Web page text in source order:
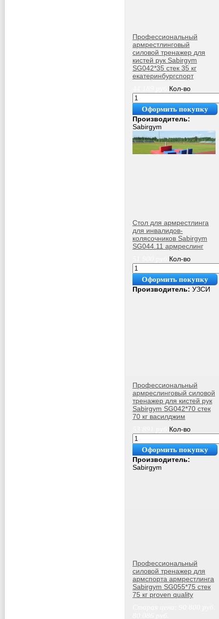
Профессиональный
армрестлинговый
силовой тренажер для
кистей рук Sabirgym
SG042*35 стек 35 кг
екатеринбургспорт
Кол-во
Оформить покупку
Производитель:
Sabirgym
Стол для армрестлинга
для инвалидов-
колясочников Sabirgym
SG044.11 армреслинг
Кол-во
Оформить покупку
Производитель: УЗСИ
Профессиональный
армреслинговый силовой
тренажер для кистей рук
Sabirgym SG042*70 стек
70 кг вaсилджим
Кол-во
Оформить покупку
Производитель:
Sabirgym
Профессиональный
силовой тренажер для
армспорта армрестлинга
Sabirgym SG055*75 стек
75 кг proven quality